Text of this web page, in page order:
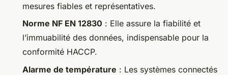
mesures fiables et représentatives.
Norme NF EN 12830 : Elle assure la fiabilité et
l’immuabilité des données, indispensable pour la
conformité HACCP.
Alarme de température : Les systèmes connectés